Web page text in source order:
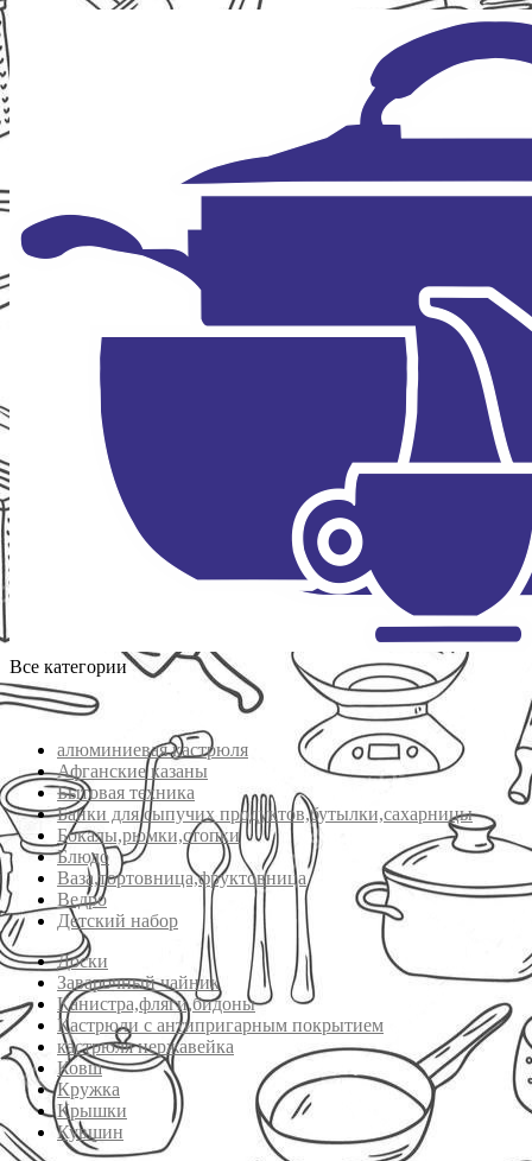
Все категории
алюминиевая кастрюля
Афганские казаны
Бытовая техника
Банки для сыпучих продуктов,бутылки,сахарницы
Бокалы,рюмки,стопки
Блюдо
Ваза,тортовница,фруктовница
Ведро
Детский набор
Доски
Заварочный чайник
Канистра,фляги,бидоны
Кастрюли с антипригарным покрытием
кастрюля нержавейка
Ковш
Кружка
Крышки
Кувшин